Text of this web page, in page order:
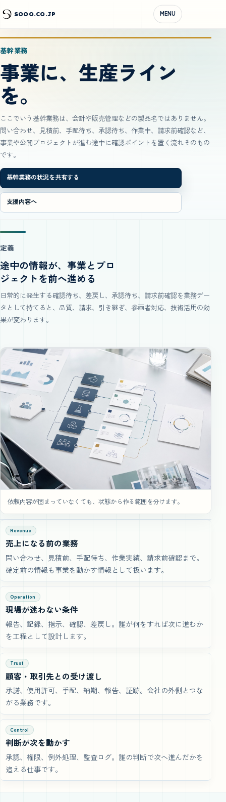
SOOO.CO.JP MENU
基幹業務
事業に、生産ライン
を。
ここでいう基幹業務は、会計や販売管理などの製品名ではありません。
問い合わせ、見積前、手配待ち、承認待ち、作業中、請求前確認など、
事業や公開プロジェクトが進む途中に確認ポイントを置く流れそのもの
です。
基幹業務の状況を共有する
支援内容へ
定義
途中の情報が、事業とプロ
ジェクトを前へ進める
日常的に発生する確認待ち、差戻し、承認待ち、請求前確認を業務デー
タとして持てると、品質、請求、引き継ぎ、参画者対応、技術活用の効
果が変わります。
依頼内容が固まっていなくても、状態から作る範囲を分けます。
Revenue
売上になる前の業務
問い合わせ、見積前、手配待ち、作業実績、請求前確認まで。
確定前の情報も事業を動かす情報として扱います。
Operation
現場が迷わない条件
報告、記録、指示、確認、差戻し。誰が何をすれば次に進むか
を工程として設計します。
Trust
顧客・取引先との受け渡し
承諾、使用許可、手配、納期、報告、証跡。会社の外側とつな
がる業務です。
Control
判断が次を動かす
承認、権限、例外処理、監査ログ。誰の判断で次へ進んだかを
追える仕事です。